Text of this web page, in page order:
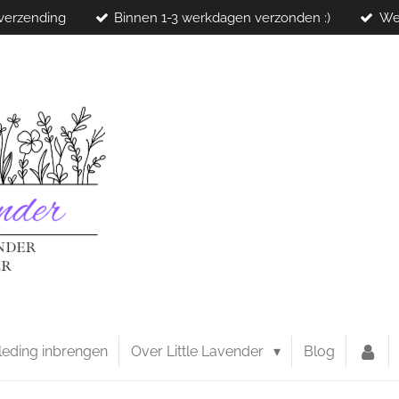
Binnen 1-3 werkdagen verzonden :)
inbrengen Over Little Lavender Blog